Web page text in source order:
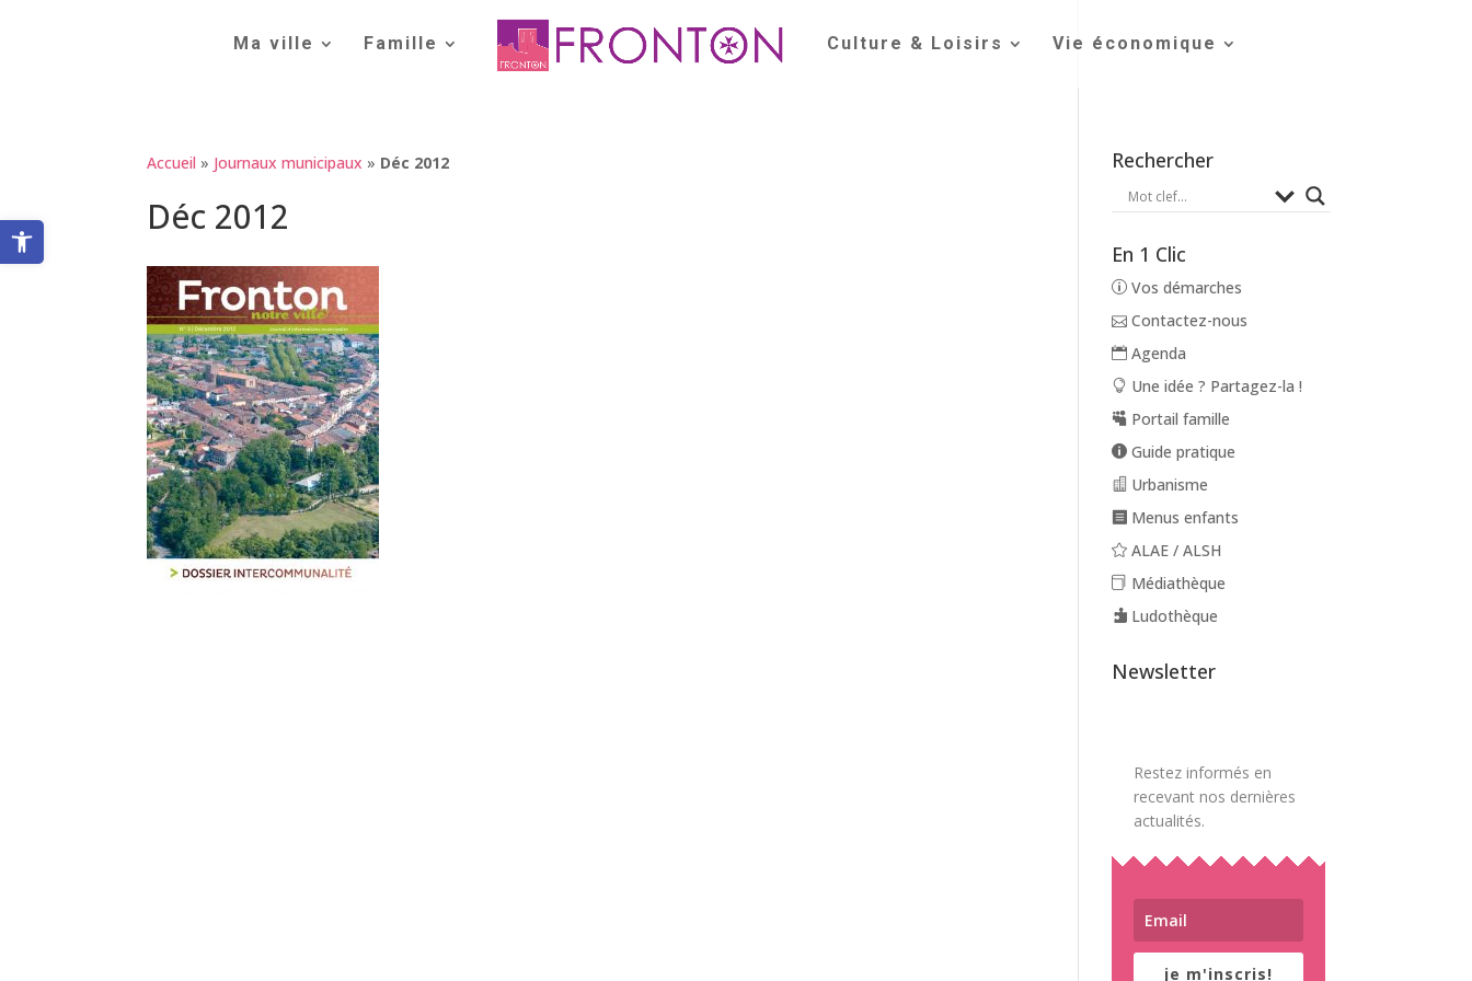
Ouvrir la barre d’outils
Ma ville Famille Culture & Loisirs Vie économique
Accueil » Journaux municipaux » Déc 2012
Déc 2012
Rechercher
En 1 Clic
Vos démarches
Contactez-nous
Agenda
Une idée ? Partagez-la !
Portail famille
Guide pratique
Urbanisme
Menus enfants
ALAE / ALSH
Médiathèque
Ludothèque
Newsletter
Restez informés en
recevant nos dernières
actualités.
je m'inscris!